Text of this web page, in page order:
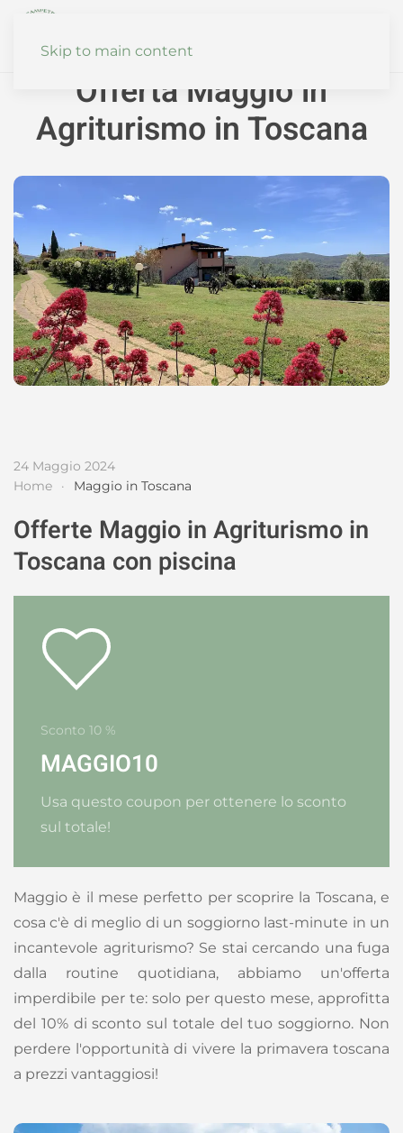
Skip to main content
Offerta Maggio in
Agriturismo in Toscana
24 Maggio 2024
Home
Maggio in Toscana
Offerte Maggio in Agriturismo in
Toscana con piscina
Sconto 10 %
MAGGIO10
Usa questo coupon per ottenere lo sconto
sul totale!
Maggio è il mese perfetto per scoprire la Toscana, e
cosa c'è di meglio di un soggiorno last-minute in un
incantevole agriturismo? Se stai cercando una fuga
dalla routine quotidiana, abbiamo un'offerta
imperdibile per te: solo per questo mese, approfitta
del 10% di sconto sul totale del tuo soggiorno. Non
perdere l'opportunità di vivere la primavera toscana
a prezzi vantaggiosi!